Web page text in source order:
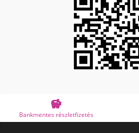

Bankmentes részletfizetés